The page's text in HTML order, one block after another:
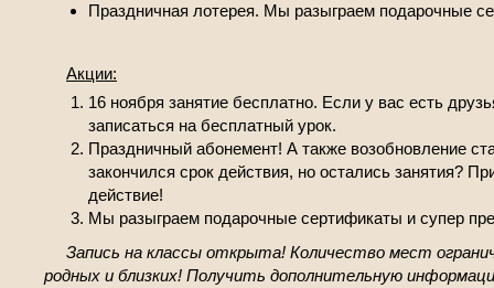
Праздничная лотерея. Мы разыграем подарочные
Акции:
16 ноября занятие бесплатно. Если у вас есть
записаться на бесплатный урок.
Праздничный абонемент! А также возобновление
закончился срок действия, но остались занятия?
действие!
Мы разыграем подарочные сертификаты и супер
Запись на классы открыта! Количество мест
родных и близких! Получить дополнительную